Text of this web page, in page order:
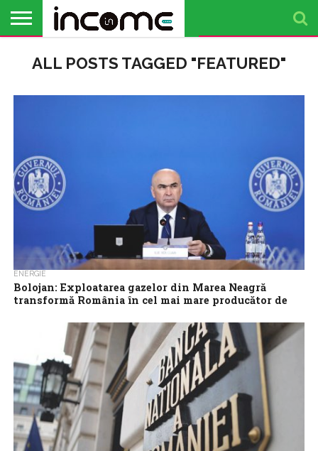
PROFIL DE
ANTREPRENOR
BUSINESS
ANALIZE
OPINII
FINANȚE
PERSONALE
TIMP
LIBER
ALL POSTS TAGGED "FEATURED"
ENERGIE
Bolojan: Exploatarea gazelor din Marea Neagră
transformă România în cel mai mare producător de
Premierul interimar Ilie Bolojan a declarat marți că exploatarea
gazelor din Marea Neagră transformă România în cel mai mare
producător de gaze...